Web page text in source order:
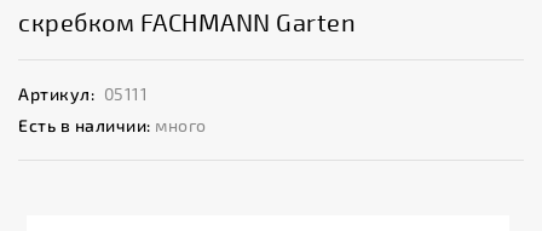
скребком FACHMANN Garten
Артикул: 05111
Есть в наличии: много